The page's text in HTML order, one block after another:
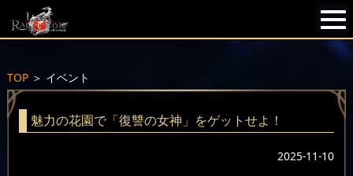
TOP＞ イベント
魅力の花園で「復讐の女神」をゲットせよ！
2025-11-10